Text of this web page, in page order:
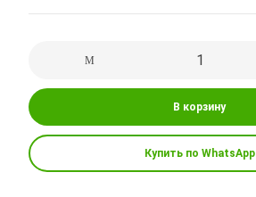
В корзину
Купить по WhatsApp